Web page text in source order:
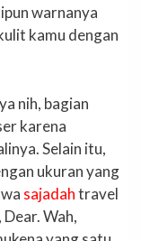
warnanya
kamu dengan
nih, bagian
karena
Selain itu,
ukuran yang
sajadahtravel
Wah,